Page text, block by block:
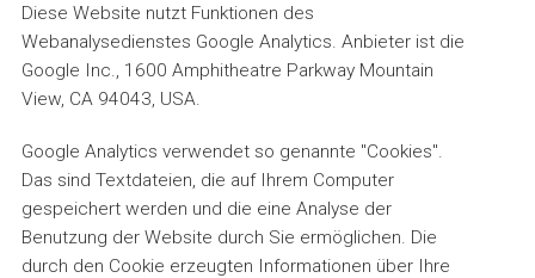
Diese Website nutzt Funktionen des
Webanalysedienstes Google Analytics. Anbieter ist die
Google Inc., 1600 Amphitheatre Parkway Mountain
View, CA 94043, USA.
Google Analytics verwendet so genannte "Cookies".
Das sind Textdateien, die auf Ihrem Computer
gespeichert werden und die eine Analyse der
Benutzung der Website durch Sie ermöglichen. Die
durch den Cookie erzeugten Informationen über Ihre